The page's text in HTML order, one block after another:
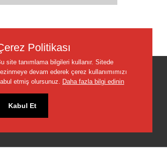
değildir.
Politikası
site tanımlama bilgileri kullanır. Sitede
devam ederek çerez kullanımımızı
etmiş olursunuz. Daha fazla bilgi edinin
Kabul Et